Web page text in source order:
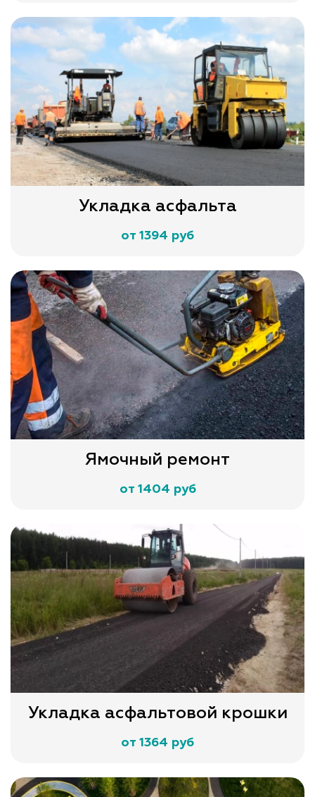
Укладка асфальта
от 1394 руб
Ямочный ремонт
от 1404 руб
Укладка асфальтовой крошки
от 1364 руб